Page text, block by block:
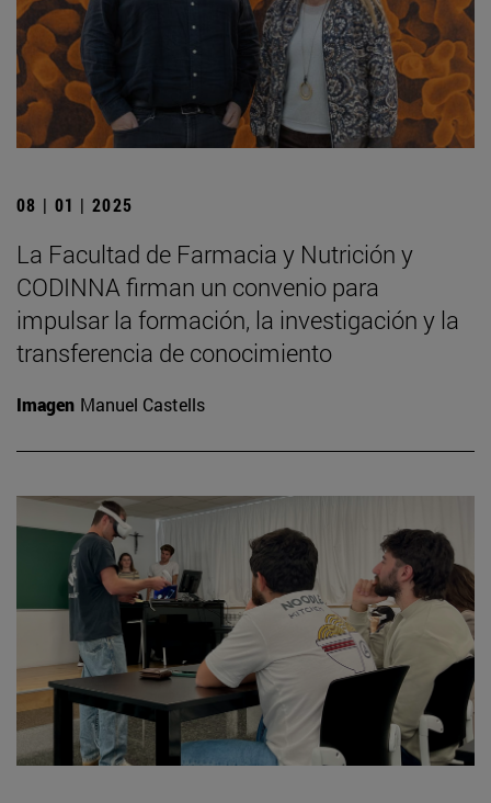
08 | 01 | 2025
La Facultad de Farmacia y Nutrición y
CODINNA firman un convenio para
impulsar la formación, la investigación y la
transferencia de conocimiento
Imagen Manuel Castells